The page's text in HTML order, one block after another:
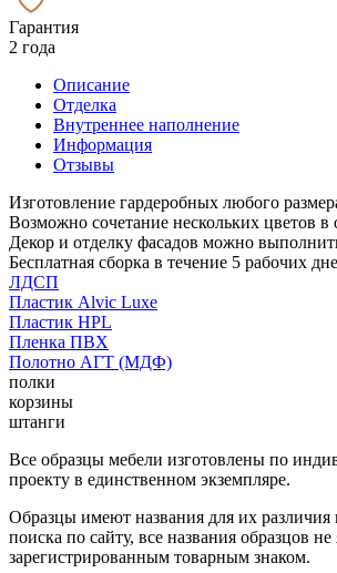
Гарантия
2 года
Описание
Отделка
Внутреннее наполнение
Информация
Отзывы
Изготовление гардеробных любого
Возможно сочетание нескольких цветов в
Декор и отделку фасадов можно
Бесплатная сборка в течение 5 рабочих
ЛДСП
Пластик Alvic Luxe
Пластик HPL
Пленка ПВХ
Полотно АГТ (МДФ)
полки
корзины
штанги
Все образцы мебели изготовлены по
проекту в единственном экземпляре.
Образцы имеют названия для их различия
поиска по сайту, все названия образцов не
зарегистрированным товарным знаком.